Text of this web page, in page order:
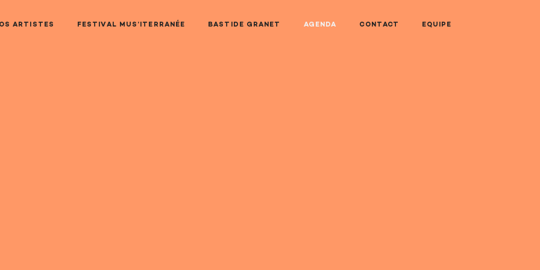
ARTISTES FESTIVAL MUS’ITERRANÉE BASTIDE GRANET AGENDA CONTACT EQUIPE